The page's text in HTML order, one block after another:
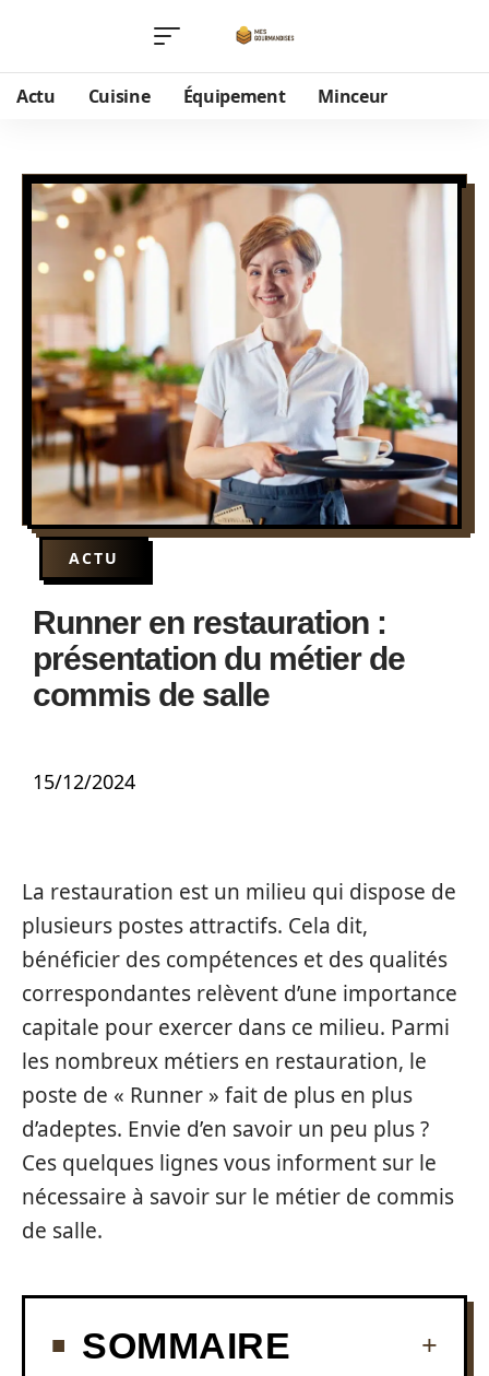
Actu Cuisine Équipement Minceur
ACTU
Runner en restauration :
présentation du métier de
commis de salle
15/12/2024
La restauration est un milieu qui dispose de
plusieurs postes attractifs. Cela dit,
bénéficier des compétences et des qualités
correspondantes relèvent d’une importance
capitale pour exercer dans ce milieu. Parmi
les nombreux métiers en restauration, le
poste de « Runner » fait de plus en plus
d’adeptes. Envie d’en savoir un peu plus ?
Ces quelques lignes vous informent sur le
nécessaire à savoir sur le métier de commis
de salle.
SOMMAIRE